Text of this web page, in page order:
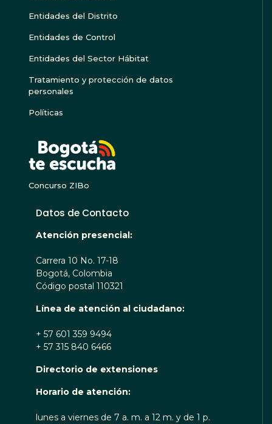
Entidades del Distrito
Entidades de Control
Entidades del Sector Hábitat
Tratamiento y protección de datos
personales
Políticas
Concurso ZIBo
Datos de Contacto
Atención presencial:
Carrera 10 No. 17-18
Bogotá, Colombia
Código postal 110321
Línea de atención al ciudadano:
+ 57 601 359 9494
+ 57 315 840 6466
Directorio de extensiones
Horario de atención:
lunes a viernes de 7 a. m. a 12 m. y de 1 p.